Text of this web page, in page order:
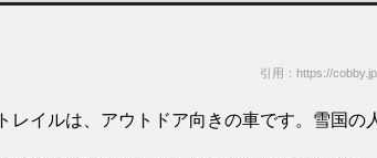
引用：https://
レイルは、アウトドア向きの車です。雪国の